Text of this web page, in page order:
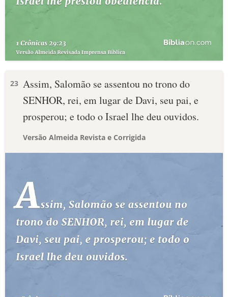
23 Assim, Salomão se assentou no trono do
SENHOR, rei, em lugar de Davi, seu pai, e
prosperou; e todo o Israel lhe deu ouvidos.
Versão Almeida Revista e Corrigida